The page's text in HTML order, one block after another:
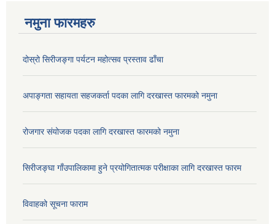
नमुना फारमहरु
दोस्रो सिरीजङ्गा पर्यटन महोत्सव प्रस्ताव ढाँचा
अपाङ्गता सहायता सहजकर्ता पदका लागि दरखास्त फारमको नमुना
रोजगार संयोजक पदका लागि दरखास्त फारमको नमुना
सिरीजङ्घा गाँउपालिकामा हुने प्रयोगितात्मक परीक्षाका लागि दरखास्त फारम
विवाहको सूचना फाराम